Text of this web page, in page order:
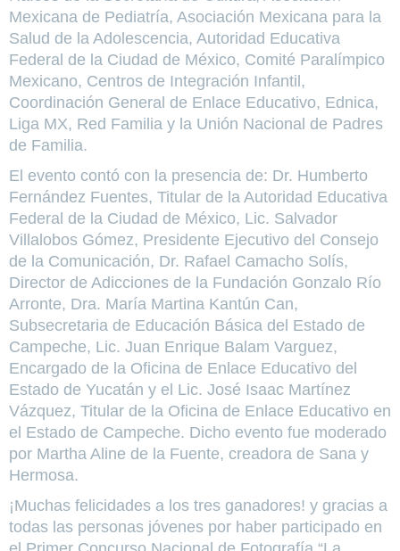
Mexicana de Pediatría, Asociación Mexicana para la
Salud de la Adolescencia, Autoridad Educativa
Federal de la Ciudad de México, Comité Paralímpico
Mexicano, Centros de Integración Infantil,
Coordinación General de Enlace Educativo, Ednica,
Liga MX, Red Familia y la Unión Nacional de Padres
de Familia.
El evento contó con la presencia de: Dr. Humberto
Fernández Fuentes, Titular de la Autoridad Educativa
Federal de la Ciudad de México, Lic. Salvador
Villalobos Gómez, Presidente Ejecutivo del Consejo
de la Comunicación, Dr. Rafael Camacho Solís,
Director de Adicciones de la Fundación Gonzalo Río
Arronte, Dra. María Martina Kantún Can,
Subsecretaria de Educación Básica del Estado de
Campeche, Lic. Juan Enrique Balam Varguez,
Encargado de la Oficina de Enlace Educativo del
Estado de Yucatán y el Lic. José Isaac Martínez
Vázquez, Titular de la Oficina de Enlace Educativo en
el Estado de Campeche. Dicho evento fue moderado
por Martha Aline de la Fuente, creadora de Sana y
Hermosa.
¡Muchas felicidades a los tres ganadores! y gracias a
todas las personas jóvenes por haber participado en